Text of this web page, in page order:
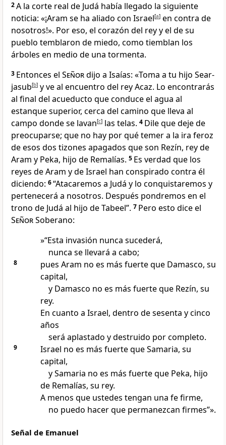
2A la corte real de Judá había llegado la siguiente
noticia: «¡Aram se ha aliado con Israel[a] en contra de
nosotros!». Por eso, el corazón del rey y el de su
pueblo temblaron de miedo, como tiemblan los
árboles en medio de una tormenta.
3 Entonces el Señordijo a Isaías: «Toma a tu hijo Sear-
jasub[b] y ve al encuentro del rey Acaz. Lo encontrarás
al final del acueducto que conduce el agua al
estanque superior, cerca del camino que lleva al
campo donde se lavan[c] las telas. 4 Dile que deje de
preocuparse; que no hay por qué temer a la ira feroz
de esos dos tizones apagados que son Rezín, rey de
Aram y Peka, hijo de Remalías. 5 Es verdad que los
reyes de Aram y de Israel han conspirado contra él
diciendo: 6“Atacaremos a Judá y lo conquistaremos y
pertenecerá a nosotros. Después pondremos en el
trono de Judá al hijo de Tabeel”. 7 Pero esto dice el
SeñorSoberano:
»“Esta invasión nunca sucederá,
nunca se llevará a cabo;
8
pues Aram no es más fuerte que Damasco, su
capital,
y Damasco no es más fuerte que Rezín, su
rey.
En cuanto a Israel, dentro de sesenta y cinco
años
será aplastado y destruido por completo.
9
Israel no es más fuerte que Samaria, su
capital,
y Samaria no es más fuerte que Peka, hijo
de Remalías, su rey.
A menos que ustedes tengan una fe firme,
no puedo hacer que permanezcan firmes”».
Señal de Emanuel